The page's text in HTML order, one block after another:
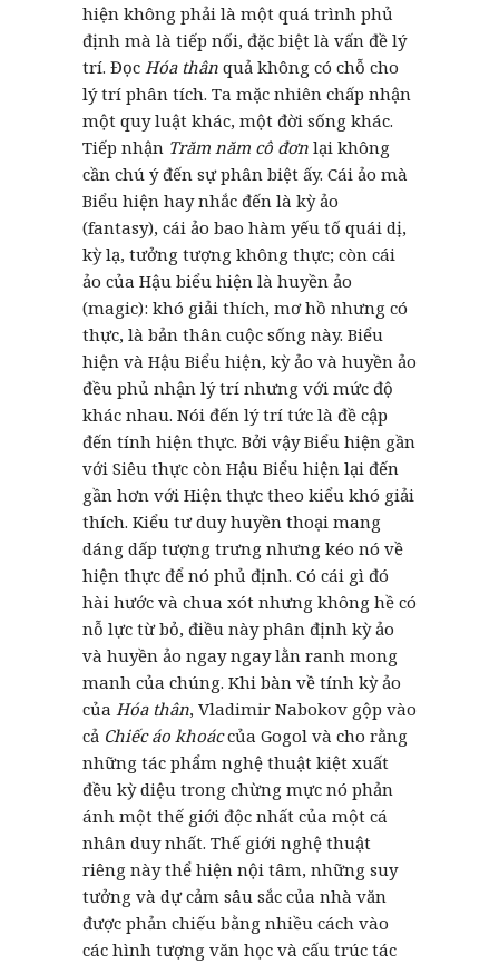
hiện không phải là một quá trình phủ
định mà là tiếp nối, đặc biệt là vấn đề lý
trí. Đọc Hóa thân quả không có chỗ cho
lý trí phân tích. Ta mặc nhiên chấp nhận
một quy luật khác, một đời sống khác.
Tiếp nhận Trăm năm cô đơn lại không
cần chú ý đến sự phân biệt ấy. Cái ảo mà
Biểu hiện hay nhắc đến là kỳ ảo
(fantasy), cái ảo bao hàm yếu tố quái dị,
kỳ lạ, tưởng tượng không thực; còn cái
ảo của Hậu biểu hiện là huyền ảo
(magic): khó giải thích, mơ hồ nhưng có
thực, là bản thân cuộc sống này. Biểu
hiện và Hậu Biểu hiện, kỳ ảo và huyền ảo
đều phủ nhận lý trí nhưng với mức độ
khác nhau. Nói đến lý trí tức là đề cập
đến tính hiện thực. Bởi vậy Biểu hiện gần
với Siêu thực còn Hậu Biểu hiện lại đến
gần hơn với Hiện thực theo kiểu khó giải
thích. Kiểu tư duy huyền thoại mang
dáng dấp tượng trưng nhưng kéo nó về
hiện thực để nó phủ định. Có cái gì đó
hài hước và chua xót nhưng không hề có
nỗ lực từ bỏ, điều này phân định kỳ ảo
và huyền ảo ngay ngay lằn ranh mong
manh của chúng. Khi bàn về tính kỳ ảo
của Hóa thân, Vladimir Nabokov gộp vào
cả Chiếc áo khoáccủa Gogol và cho rằng
những tác phẩm nghệ thuật kiệt xuất
đều kỳ diệu trong chừng mực nó phản
ánh một thế giới độc nhất của một cá
nhân duy nhất. Thế giới nghệ thuật
riêng này thể hiện nội tâm, những suy
tưởng và dự cảm sâu sắc của nhà văn
được phản chiếu bằng nhiều cách vào
các hình tượng văn học và cấu trúc tác